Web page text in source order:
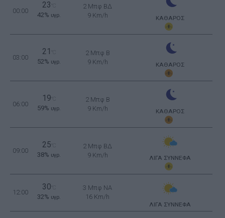
00:00
23
42% υγρ.
2 Μπφ ΒΔ
9 Km/h
ΚΑΘΑΡΟΣ
03:00
21
52% υγρ.
2 Μπφ B
9 Km/h
ΚΑΘΑΡΟΣ
06:00
19
59% υγρ.
2 Μπφ B
9 Km/h
ΚΑΘΑΡΟΣ
09:00
25
38% υγρ.
2 Μπφ ΒΔ
9 Km/h
ΛΙΓΑ ΣΥΝΝΕΦΑ
12:00
30
32% υγρ.
3 Μπφ NA
16 Km/h
ΛΙΓΑ ΣΥΝΝΕΦΑ